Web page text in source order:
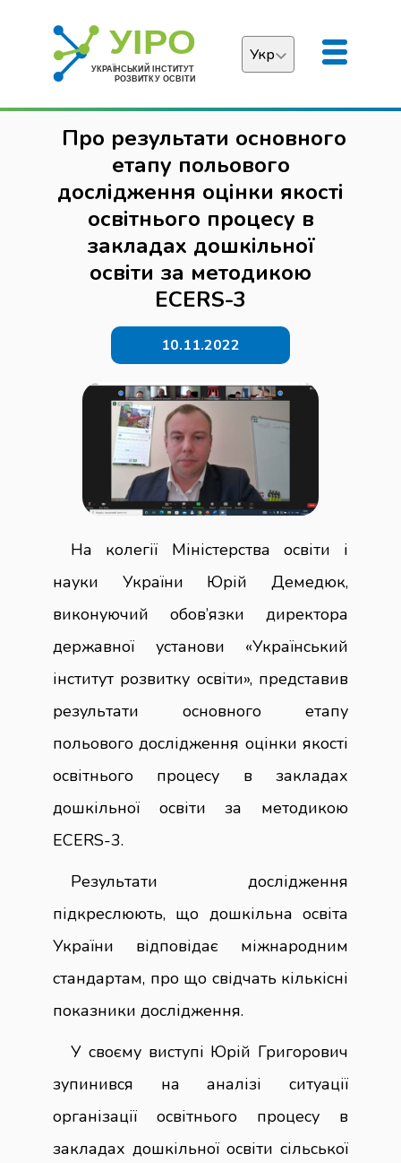
Укр
English
Про результати основного
етапу польового
дослідження оцінки якості
освітнього процесу в
закладах дошкільної
освіти за методикою
ECERS-3
10.11.2022
На колегії Міністерства освіти і
науки України Юрій Демедюк,
виконуючий обов’язки директора
державної установи «Український
інститут розвитку освіти», представив
результати основного етапу
польового дослідження оцінки якості
освітнього процесу в закладах
дошкільної освіти за методикою
ECERS-3.
Результати дослідження
підкреслюють, що дошкільна освіта
України відповідає міжнародним
стандартам, про що свідчать кількісні
показники дослідження.
У своєму виступі Юрій Григорович
зупинився на аналізі ситуації
організації освітнього процесу в
закладах дошкільної освіти сільської